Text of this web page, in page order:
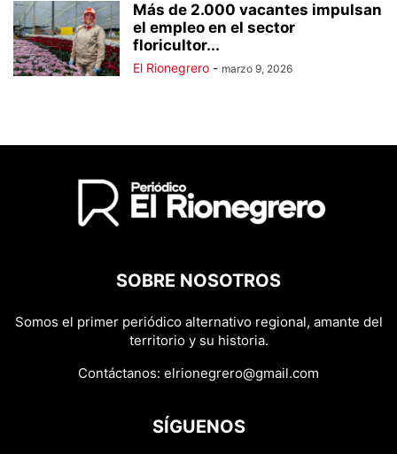
Más de 2.000 vacantes impulsan
el empleo en el sector
floricultor...
El Rionegrero - marzo 9, 2026
SOBRE NOSOTROS
Somos el primer periódico alternativo regional, amante del
territorio y su historia.
Contáctanos: elrionegrero@gmail.com
SÍGUENOS